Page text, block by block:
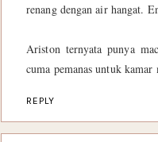
renang dengan air hangat.
Ariston ternyata punya
cuma pemanas untuk
REPLY